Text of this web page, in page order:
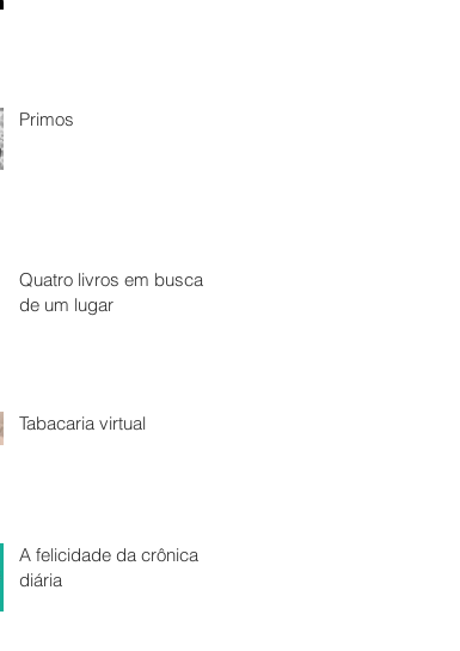
Primos
Quatro livros em busca
de um lugar
Tabacaria virtual
A felicidade da crônica
diária